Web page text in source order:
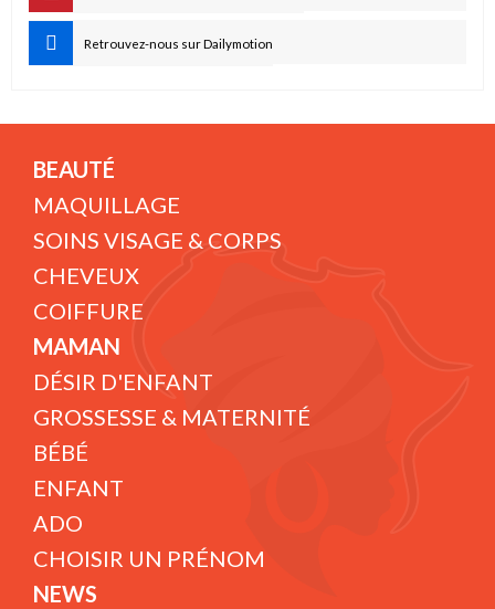
Retrouvez-nous sur Dailymotion
BEAUTÉ
MAQUILLAGE
SOINS VISAGE & CORPS
CHEVEUX
COIFFURE
MAMAN
DÉSIR D'ENFANT
GROSSESSE & MATERNITÉ
BÉBÉ
ENFANT
ADO
CHOISIR UN PRÉNOM
NEWS